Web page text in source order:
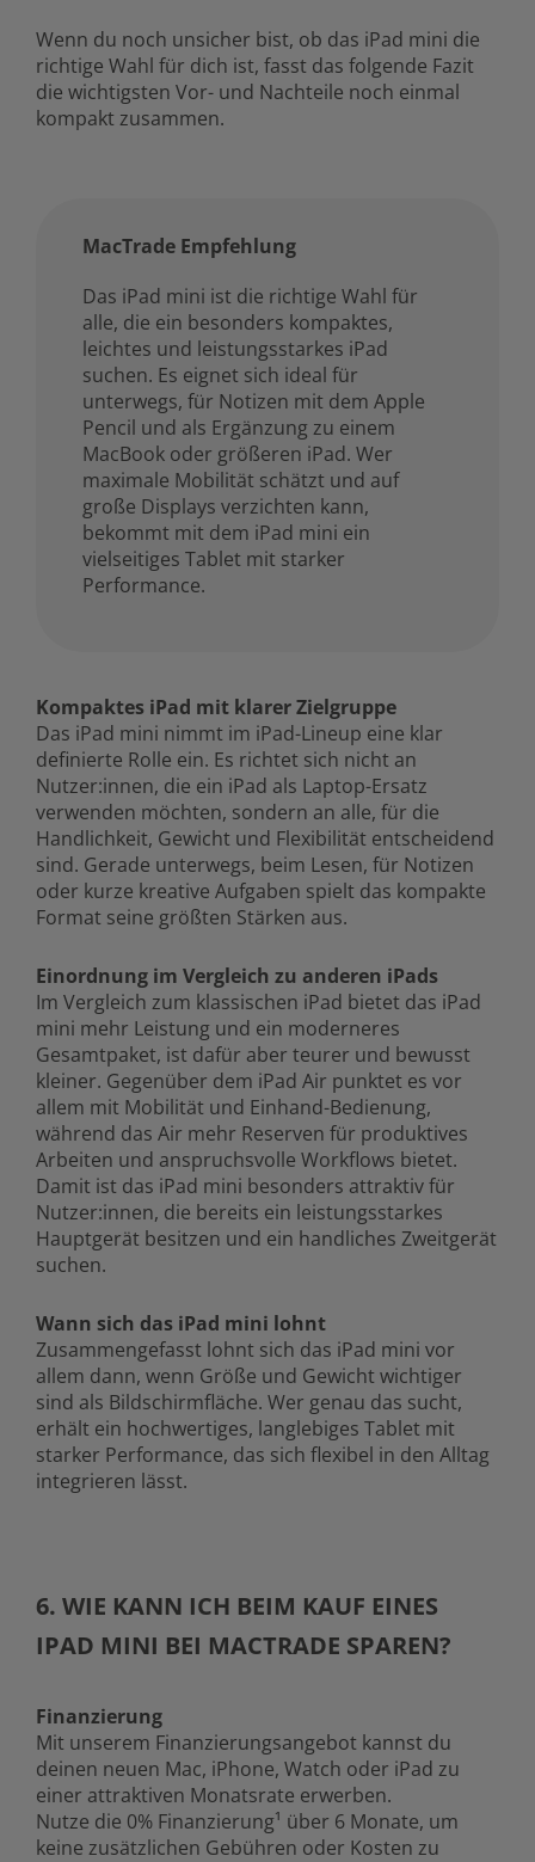
Wenn du noch unsicher bist, ob das iPad mini die
richtige Wahl für dich ist, fasst das folgende Fazit
die wichtigsten Vor- und Nachteile noch einmal
kompakt zusammen.
MacTrade Empfehlung
Das iPad mini ist die richtige Wahl für
alle, die ein besonders kompaktes,
leichtes und leistungsstarkes iPad
suchen. Es eignet sich ideal für
unterwegs, für Notizen mit dem Apple
Pencil und als Ergänzung zu einem
MacBook oder größeren iPad. Wer
maximale Mobilität schätzt und auf
große Displays verzichten kann,
bekommt mit dem iPad mini ein
vielseitiges Tablet mit starker
Performance.
Kompaktes iPad mit klarer Zielgruppe
Das iPad mini nimmt im iPad-Lineup eine klar
definierte Rolle ein. Es richtet sich nicht an
Nutzer:innen, die ein iPad als Laptop-Ersatz
verwenden möchten, sondern an alle, für die
Handlichkeit, Gewicht und Flexibilität entscheidend
sind. Gerade unterwegs, beim Lesen, für Notizen
oder kurze kreative Aufgaben spielt das kompakte
Format seine größten Stärken aus.
Einordnung im Vergleich zu anderen iPads
Im Vergleich zum klassischen iPad bietet das iPad
mini mehr Leistung und ein moderneres
Gesamtpaket, ist dafür aber teurer und bewusst
kleiner. Gegenüber dem iPad Air punktet es vor
allem mit Mobilität und Einhand-Bedienung,
während das Air mehr Reserven für produktives
Arbeiten und anspruchsvolle Workflows bietet.
Damit ist das iPad mini besonders attraktiv für
Nutzer:innen, die bereits ein leistungsstarkes
Hauptgerät besitzen und ein handliches Zweitgerät
suchen.
Wann sich das iPad mini lohnt
Zusammengefasst lohnt sich das iPad mini vor
allem dann, wenn Größe und Gewicht wichtiger
sind als Bildschirmfläche. Wer genau das sucht,
erhält ein hochwertiges, langlebiges Tablet mit
starker Performance, das sich flexibel in den Alltag
integrieren lässt.
6. WIE KANN ICH BEIM KAUF EINES
IPAD MINI BEI MACTRADE SPAREN?
Finanzierung
Mit unserem Finanzierungsangebot kannst du
deinen neuen Mac, iPhone, Watch oder iPad zu
einer attraktiven Monatsrate erwerben.
Nutze die 0% Finanzierung¹ über 6 Monate, um
keine zusätzlichen Gebühren oder Kosten zu